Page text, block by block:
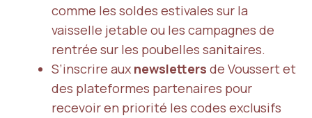
comme les soldes estivales sur la
vaisselle jetable ou les campagnes de
rentrée sur les poubelles sanitaires.
S’inscrire aux newsletters de Voussert et
des plateformes partenaires pour
recevoir en priorité les codes exclusifs